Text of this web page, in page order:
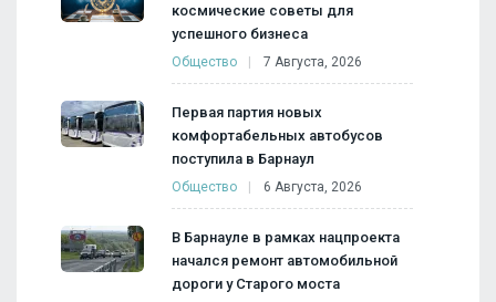
космические советы для
успешного бизнеса
Общество 7 Августа, 2026
Первая партия новых
комфортабельных автобусов
поступила в Барнаул
Общество 6 Августа, 2026
В Барнауле в рамках нацпроекта
начался ремонт автомобильной
дороги у Старого моста